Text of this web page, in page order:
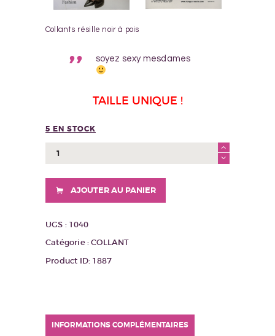
Collants résille noir à pois
soyez sexy mesdames
TAILLE UNIQUE !
5 EN STOCK
AJOUTER AU PANIER
UGS : 1040
Catégorie :COLLANT
Product ID: 1887
INFORMATIONS COMPLÉMENTAIRES